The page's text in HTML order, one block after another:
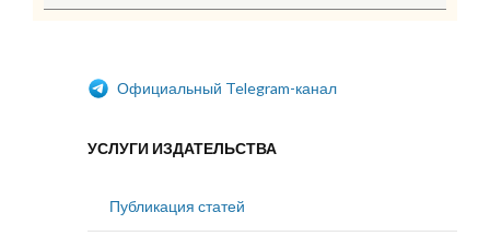
Официальный Telegram-канал
УСЛУГИ ИЗДАТЕЛЬСТВА
Публикация статей